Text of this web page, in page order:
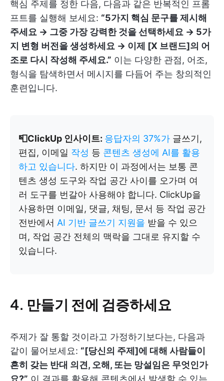
핵심 주제를 정한 다음, 다음과 같은 반복적인 프롬
프트를 실행해 보세요: “5가지 핵심 문구를 제시해
주세요 → 그중 가장 강력한 것을 선택하세요 → 5가
지 변형 버전을 생성하세요 → 이제 [X 브랜드]의 어
조로 다시 작성해 주세요.” 이는 다양한 관점, 어조,
형식을 탐색하면서 메시지를 다듬어 주는 창의적인
훈련입니다.
📮ClickUp 인사이트: 응답자의 37%가 글쓰기,
편집, 이메일 작성 등 콘텐츠 생성에 AI를 활용
하고 있습니다. 하지만 이 과정에서는 보통 콘
텐츠 생성 도구와 작업 공간 사이를 오가며 여
러 도구를 번갈아 사용해야 합니다. ClickUp을
사용하면 이메일, 댓글, 채팅, 문서 등 작업 공간
전반에서 AI 기반 글쓰기 지원을 받을 수 있으
며, 작업 공간 전체의 맥락을 그대로 유지할 수
있습니다.
4. 만들기 전에 검증하세요
주제가 잘 통할 것이라고 가정하기보다는, 다음과
같이 물어보세요: “[당신의 주제]에 대해 사람들이
흔히 갖는 반대 의견, 오해, 또는 망설임은 무엇인가
요?” 이 결과를 활용해 콘텐츠에서 발생할 수 있는